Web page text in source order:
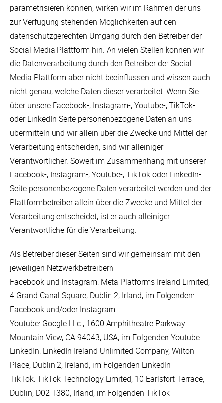
parametrisieren können, wirken wir im Rahmen der uns
zur Verfügung stehenden Möglichkeiten auf den
datenschutzgerechten Umgang durch den Betreiber der
Social Media Plattform hin. An vielen Stellen können wir
die Datenverarbeitung durch den Betreiber der Social
Media Plattform aber nicht beeinflussen und wissen auch
nicht genau, welche Daten dieser verarbeitet. Wenn Sie
über unsere Facebook-, Instagram-, Youtube-, TikTok-
oder LinkedIn-Seite personenbezogene Daten an uns
übermitteln und wir allein über die Zwecke und Mittel der
Verarbeitung entscheiden, sind wir alleiniger
Verantwortlicher. Soweit im Zusammenhang mit unserer
Facebook-, Instagram-, Youtube-, TikTok oder LinkedIn-
Seite personenbezogene Daten verarbeitet werden und der
Plattformbetreiber allein über die Zwecke und Mittel der
Verarbeitung entscheidet, ist er auch alleiniger
Verantwortliche für die Verarbeitung.
Als Betreiber dieser Seiten sind wir gemeinsam mit den
jeweiligen Netzwerkbetreibern
Facebook und Instagram: Meta Platforms Ireland Limited,
4 Grand Canal Square, Dublin 2, Irland, im Folgenden:
Facebook und/oder Instagram
Youtube: Google LLc., 1600 Amphitheatre Parkway
Mountain View, CA 94043, USA, im Folgenden Youtube
LinkedIn: LinkedIn Ireland Unlimited Company, Wilton
Place, Dublin 2, Ireland, im Folgenden LinkedIn
TikTok: TikTok Technology Limited, 10 Earlsfort Terrace,
Dublin, D02 T380, Irland, im Folgenden TikTok